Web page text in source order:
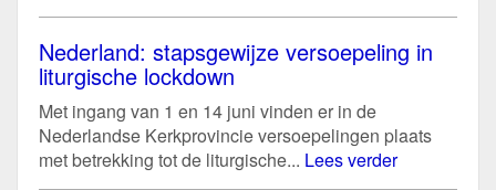
Nederland: stapsgewijze versoepeling in
liturgische lockdown
Met ingang van 1 en 14 juni vinden er in de
Nederlandse Kerkprovincie versoepelingen plaats
met betrekking tot de liturgische... Lees verder